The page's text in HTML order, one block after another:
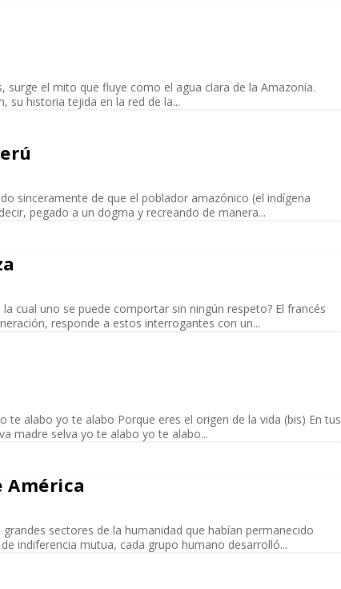
el mito que fluye como el agua clara de la Amazonía.
su historia tejida en la red de la...
sinceramente de que el poblador amazónico (el indígena
pegado a un dogma y recreando de manera...
cual uno se puede comportar sin ningún respeto? El francés
responde a estos interrogantes con un...
alabo yo te alabo Porque eres el origen de la vida (bis) En tus
madre selva yo te alabo yo te alabo...
América
sectores de la humanidad que habían permanecido
indiferencia mutua, cada grupo humano desarrolló...